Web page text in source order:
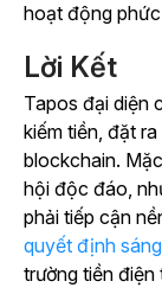
hoạt động
Lời Kết
Tapos đại diện
kiếm tiền, đặt
blockchain.
hội độc đáo,
phải tiếp cận
quyết định
trường tiền điện